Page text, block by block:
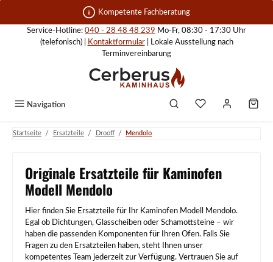
Zum Hauptinhalt springen Kompetente Fachberatung
Service-Hotline: 040 - 28 48 48 239 Mo-Fr, 08:30 - 17:30 Uhr
(telefonisch) |
Kontaktformular| Lokale Ausstellung nach
Terminvereinbarung
Navigation
Startseite / Ersatzteile / Drooff / Mendolo
Originale Ersatzteile für Kaminofen
Modell Mendolo
Hier finden Sie Ersatzteile für Ihr Kaminofen Modell Mendolo.
Egal ob Dichtungen, Glasscheiben oder Schamottsteine – wir
haben die passenden Komponenten für Ihren Ofen. Falls Sie
Fragen zu den Ersatzteilen haben, steht Ihnen unser
kompetentes Team jederzeit zur Verfügung. Vertrauen Sie auf